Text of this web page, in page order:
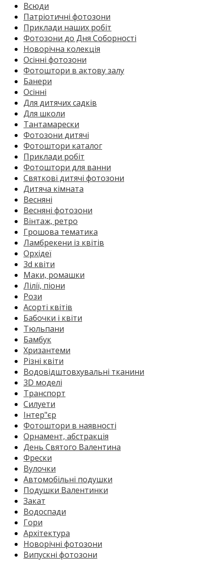
Всюди
Патріотичні фотозони
Приклади наших робіт
Фотозони до Дня Соборності
Новорічна колекція
Осінні фотозони
Фотоштори в актову залу
Банери
Осінні
Для дитячих садків
Для школи
Тантамарески
Фотозони дитячі
Фотоштори каталог
Приклади робіт
Фотоштори для ванни
Святкові дитячі фотозони
Дитяча кімната
Весняні
Весняні фотозони
Вінтаж, ретро
Грошова тематика
Ламбрекени із квітів
Орхідеї
3d квіти
Маки, ромашки
Лілії, піони
Рози
Асорті квітів
Бабочки і квіти
Тюльпани
Бамбук
Хризантеми
Різні квіти
Водовідштовхувальні тканини
3D моделі
Транспорт
Силуети
Інтер"єр
Фотоштори в наявності
Орнамент, абстракція
День Святого Валентина
Фрески
Вулочки
Автомобільні подушки
Подушки Валентинки
Закат
Водоспади
Гори
Архітектура
Новорічні фотозони
Випускні фотозони